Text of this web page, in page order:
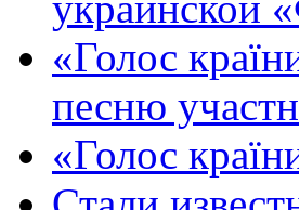
«Голос
песню
«Голос